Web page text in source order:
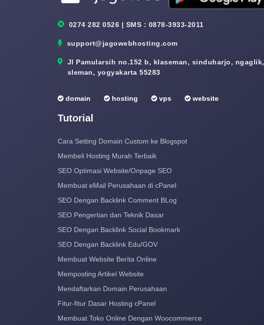
0274 282 0526 | SMS : 0878-3933-2011
support@jagowebhosting.com
Jl Pamularsih no.152 b, klaseman, sinduharjo, ngaglik,
sleman, yogyakarta 55283
domain hosting vps website
Tutorial
Cara Setting Domain Custom ke Blogspot
Membeli Hosting Murah Terbaik
SEO Optimasi Website/Onpage SEO
Membuat eMail Perusahaan di cPanel
SEO Dengan Backlink Comment BLog
SEO Pengertian dan Teknik Dasar
SEO Dengan Backlink Social Bookmark
SEO Dengan Backlink Edu/GOV
Membuat Website Berita Online
Memposting Artikel Website
Mendaftarkan Domain Perusahaan
Fitur-fitur Dasar Hosting cPanel
Membuat Toko Online Dengan Woocommerce